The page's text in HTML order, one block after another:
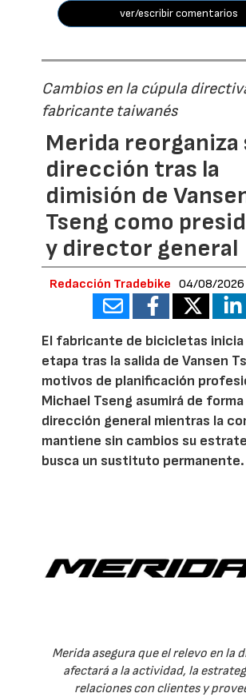
ver/escribir comentarios
Cambios en la cúpula
fabricante taiwanés
Merida reorganiza
dirección tras la
dimisión de
Tseng como
y director general
Redacción Tradebike 04/08/2026
El fabricante de bicicletas inicia
etapa tras la salida de Vansen
motivos de planificación
Michael Tseng asumirá de
dirección general mientras la
mantiene sin cambios su
busca un sustituto permanente.
Merida asegura que el relevo en la
afectará a la actividad, la
relaciones con clientes y